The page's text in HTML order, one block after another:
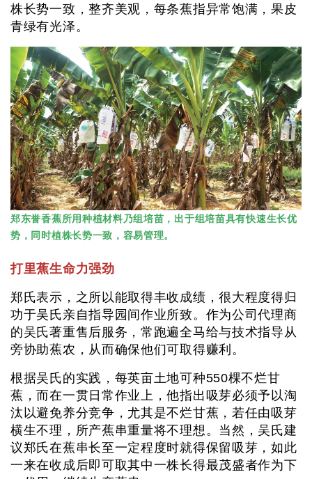
株长势一致，整齐美观，每条蕉指异常饱满，果皮
青绿有光泽。
郑东誉香蕉所用种植材料乃组培苗，出于组培苗具有快速生长优
势，同时植株长势一致，容易管理。
打里蕉生命力强劲
郑氏表示，之所以能取得丰收成绩，很大程度得归
功于吴氏亲自指导园间作业所致。作为公司代理商
的吴氏著重售后服务，常跑遍全马给与技术指导从
旁协助蕉农，从而确保他们可取得赚利。
根据吴氏的实践，每英亩土地可种550棵不烂甘
蕉，而在一贯日常作业上，他指出吸芽必须予以淘
汰以避免养分竞争，尤其是不烂甘蕉，若任由吸芽
横生不理，所产蕉串重量将不理想。当然，吴氏建
议郑氏在蕉串长至一定程度时就得保留吸芽，如此
一来在收成后即可取其中一株长得最茂盛者作为下